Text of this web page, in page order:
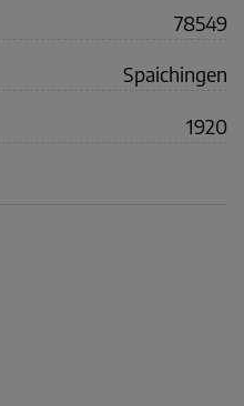
78549
Spaichingen
1920